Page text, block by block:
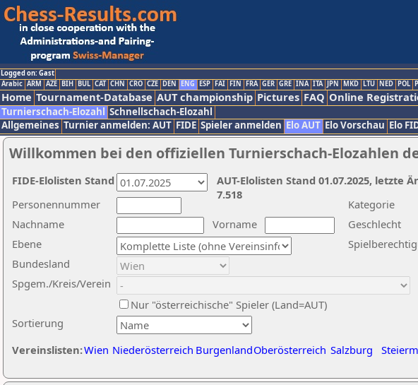
Logged on: Gast
Arabic ARM AZE BIH BUL CAT CHN CRO CZE DEN ENG ESP FAI FIN FRA GER GRE INA ITA JPN MKD LTU NED POL
Home Tournament-Database AUT championship Pictures FAQ Online
Turnierschach-Elozahl Schnellschach-Elozahl
Allgemeines Turnier anmelden: AUT FIDE Spieler anmelden Elo AUT Elo Vorschau Elo
Willkommen bei den offiziellen Turnierschach-Elozahlen
Nachname
Vorname
Ebene
Kategorie
Sortierung
Personennummer
Bundesland
Spgem./Kreis/Verein
Geschlecht
Nur "österreichische" Spieler (Land=AUT)
Vereinslisten:Wien Niederösterreich BurgenlandOberösterreich Salzburg
AUT-Elolisten Stand 01.07.2025, letzte
7.518
FIDE-Elolisten Stand